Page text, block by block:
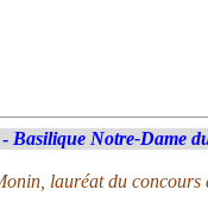
Basilique Notre-Dame
lauréat du